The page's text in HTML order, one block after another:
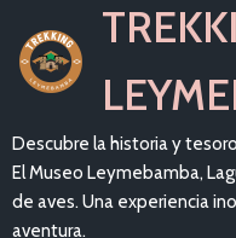
Descubre la historia y
El Museo Leymebamba,
de aves. Una experiencia
aventura.